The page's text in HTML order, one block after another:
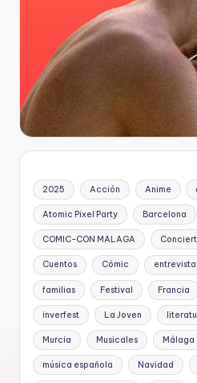
2025 Acción Anime
Atomic Pixel Party Barcelona
COMIC-CON MALAGA
Cuentos Cómic entrevista
familias Festival Francia
inverfest La Joven
Murcia Musicales Málaga
música española Navidad